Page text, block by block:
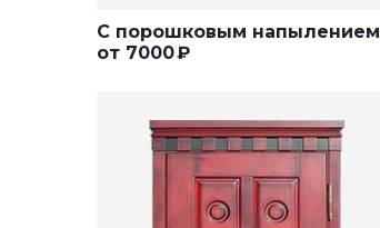
С порошковым напылением
от 7000₽